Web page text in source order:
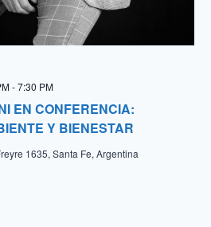
EN CONFERENCIA:
Y BIENESTAR
-7:30 PM
1635, Santa Fe, Argentina